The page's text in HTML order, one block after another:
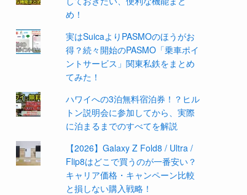
め！
実はSuicaよりPASMOのほうがお
得？続々開始のPASMO「乗車ポイ
ントサービス」関東私鉄をまとめ
てみた！
ハワイへの3泊無料宿泊券！？ヒル
トン説明会に参加してから、実際
に泊まるまでのすべてを解説
【2026】Galaxy Z Fold8 / Ultra /
Flip8はどこで買うのが一番安い？
キャリア価格・キャンペーン比較
と損しない購入戦略！